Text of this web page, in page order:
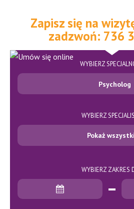
Zapisz się na
zadzwoń: 736
WYBIERZ
Psycholog
WYBIERZ
Pokaż
WYBIERZ ZAKRES
Data rozpoczęcia
Data zakończenia